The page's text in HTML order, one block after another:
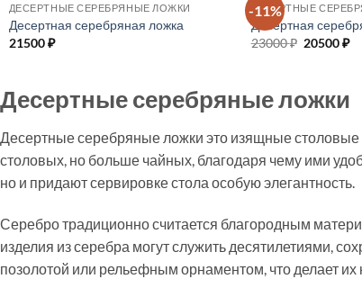
ДЕСЕРТНЫЕ СЕРЕБРЯНЫЕ ЛОЖКИ
Десертная серебряная ложка
21500₽
-11%
ДЕСЕРТНЫЕ
Десертная
23000₽ 20500₽
Десертные серебряные ложки
Десертные серебряные ложки это изящные
столовых, но больше чайных, благодаря чему ими
но и придают сервировке стола особую элегантность.
Серебро традиционно считается благородным
изделия из серебра могут служить десятилетиями,
позолотой или рельефным орнаментом, что делает